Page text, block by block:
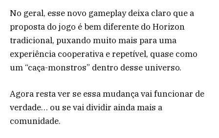
No geral, esse novo gameplay deixa claro que a
proposta do jogo é bem diferente do Horizon
tradicional, puxando muito mais para uma
experiência cooperativa e repetível, quase como
um “caça-monstros” dentro desse universo.
Agora resta ver se essa mudança vai funcionar de
verdade… ou se vai dividir ainda mais a
comunidade.